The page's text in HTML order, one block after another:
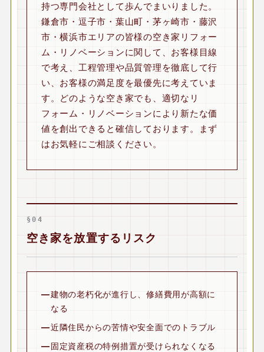
持つ専門会社として歩んでまいりました。
鎌倉市・逗子市・葉山町・茅ヶ崎市・藤沢
市・横浜市エリアの皆様の空き家リフォー
ム・リノベーションに関して、お客様目線
で考え、工程管理や品質管理を徹底して行
い、お客様の満足度を最優先に考えていま
す。どのような空き家でも、適切なリ
フォーム・リノベーションにより新たな価
値を創出できると確信しております。まず
はお気軽にご相談ください。
§04
空き家を放置するリスク
建物の老朽化が進行し、修繕費用が高額に
なる
近隣住民からの苦情や安全面でのトラブル
固定資産税の特例措置が受けられなくなる